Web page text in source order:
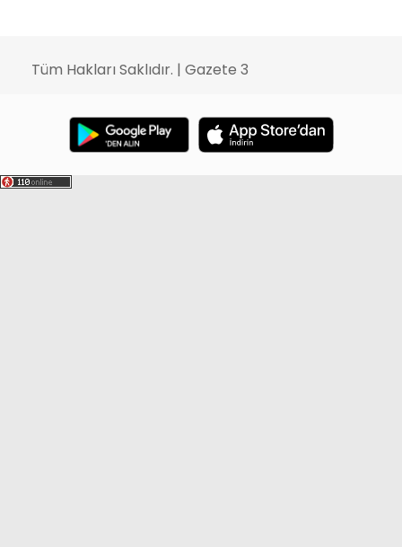
Tüm Hakları Saklıdır. | Gazete 3